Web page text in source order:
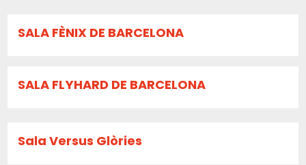
SALA FÈNIX DE BARCELONA
SALA FLYHARD DE BARCELONA
Sala Versus Glòries